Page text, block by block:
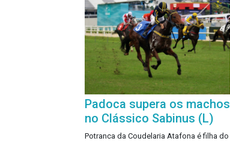
Padoca supera os machos
no Clássico Sabinus (L)
Potranca da Coudelaria Atafona é filha do